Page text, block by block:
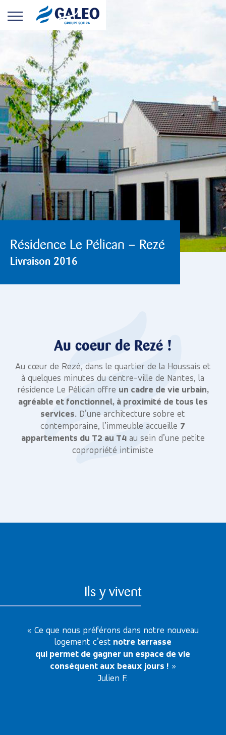
Résidence Le Pélican – Rezé
Livraison 2016
Au coeur de Rezé !
Au cœur de Rezé, dans le quartier de la Houssais et
à quelques minutes du centre-ville de Nantes, la
résidence Le Pélican offre un cadre de vie urbain,
agréable et fonctionnel, à proximité de tous les
services. D’une architecture sobre et
contemporaine, l’immeuble accueille 7
appartements du T2 au T4au sein d’une petite
copropriété intimiste
Ils y vivent
« Ce que nous préférons dans notre nouveau
logement c’est notre terrasse
qui permet de gagner un espace de vie
conséquent aux beaux jours ! »
Julien F.